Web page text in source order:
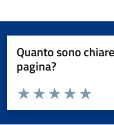
Quanto sono
pagina?
Valuta da 1 a 5 stelle la pagina
Valuta
Valuta 4
Valuta 3 stelle
Valuta 2 stelle su 5
Valuta 1 stelle su 5